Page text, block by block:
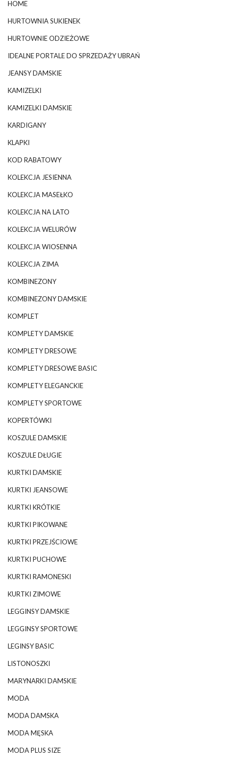
HOME
HURTOWNIA SUKIENEK
HURTOWNIE ODZIEŻOWE
IDEALNE PORTALE DO SPRZEDAŻY UBRAŃ
JEANSY DAMSKIE
KAMIZELKI
KAMIZELKI DAMSKIE
KARDIGANY
KLAPKI
KOD RABATOWY
KOLEKCJA JESIENNA
KOLEKCJA MASEŁKO
KOLEKCJA NA LATO
KOLEKCJA WELURÓW
KOLEKCJA WIOSENNA
KOLEKCJA ZIMA
KOMBINEZONY
KOMBINEZONY DAMSKIE
KOMPLET
KOMPLETY DAMSKIE
KOMPLETY DRESOWE
KOMPLETY DRESOWE BASIC
KOMPLETY ELEGANCKIE
KOMPLETY SPORTOWE
KOPERTÓWKI
KOSZULE DAMSKIE
KOSZULE DŁUGIE
KURTKI DAMSKIE
KURTKI JEANSOWE
KURTKI KRÓTKIE
KURTKI PIKOWANE
KURTKI PRZEJŚCIOWE
KURTKI PUCHOWE
KURTKI RAMONESKI
KURTKI ZIMOWE
LEGGINSY DAMSKIE
LEGGINSY SPORTOWE
LEGINSY BASIC
LISTONOSZKI
MARYNARKI DAMSKIE
MODA
MODA DAMSKA
MODA MĘSKA
MODA PLUS SIZE